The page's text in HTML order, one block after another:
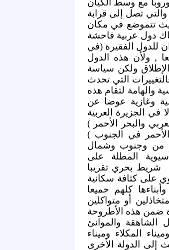
والتي تصل إلى قرابة
تتموضع في مكان
دول عربية فاحشة
للدول الفقيرة (في
, ولأن هذه الدول
ولكن سياسة
التي تحدث
والهامة لتقام هذه
وغازية عوضا عن
في الجزيرة العربية
والبحر الأحمر )
في الجنوب )
من وجنوب وشمال
المطلة على
شريط بحري تقريبا
على كثافة سكانية
) وأبناءها كلهم جميعا
أو متواكلين
ضمن هذه الأطروحة
الشاهقة والموانئ
المكلاء وميناء
إلى الدولة الأخرى